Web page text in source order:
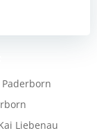
Liebenau